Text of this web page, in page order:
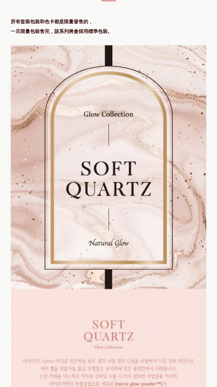
所有套裝包裝和色卡都是限量發售的，
一旦限量包裝售完，該系列將會採用標準包裝。